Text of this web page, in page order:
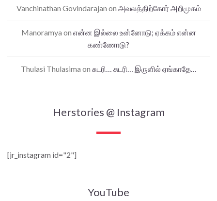
Vanchinathan Govindarajan on அவலத்திற்கோர் அறிமுகம்
Manoramya on என்ன இல்லை உன்னோடு; ஏக்கம் என்ன
கண்ணோடு?
Thulasi Thulasima on சுடரி… சுடரி… இருளில் ஏங்காதே…
Herstories @ Instagram
[jr_instagram id="2"]
YouTube